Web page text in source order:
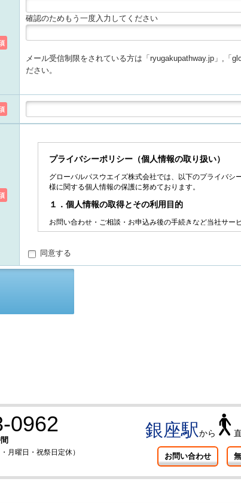
確認のためもう一度入力してください
メール受信制限をされている方は「ryugakupathway.jp」,「
ださい。
同意する
0962
月曜日・祝祭日定休）
銀座駅から
お問い合わせ